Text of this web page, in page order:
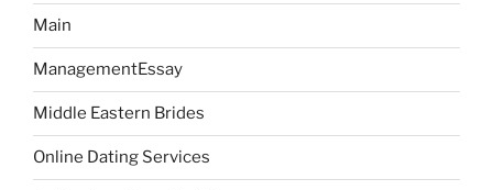
Main
ManagementEssay
Middle Eastern Brides
Online Dating Services